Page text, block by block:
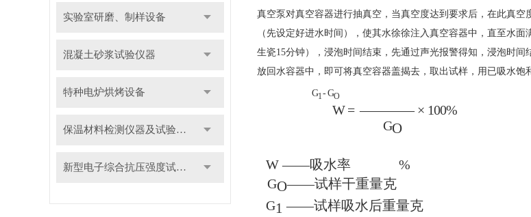
实验室研磨、制样设备
混凝土砂浆试验仪器
特种电炉烘烤设备
保温材料检测仪器及试验装置
新型电子综合抗压强度试验机
真空泵对真空容器进行抽真空，当真空度达到要求后，在此真
（先设定好进水时间），使其水徐徐注入真空容器中，直至水
生瓷15分钟），浸泡时间结束，先通过声光报警得知，浸泡时
放回水容器中，即可将真空容器盖揭去，取出试样，用已吸水饱
G1 - GO
W=———— × 100%
GO
W——吸水率 %
GO——试样干重量克
G1——试样吸水后重量克